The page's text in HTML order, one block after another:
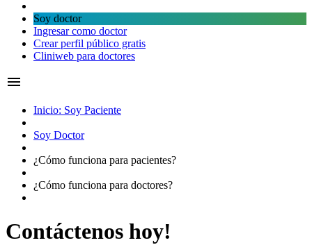
Soy doctor
Ingresar como doctor
Crear perfil público gratis
Cliniweb para doctores
menu
Inicio: Soy Paciente
Soy Doctor
¿Cómo funciona para pacientes?
¿Cómo funciona para doctores?
Contáctenos hoy!